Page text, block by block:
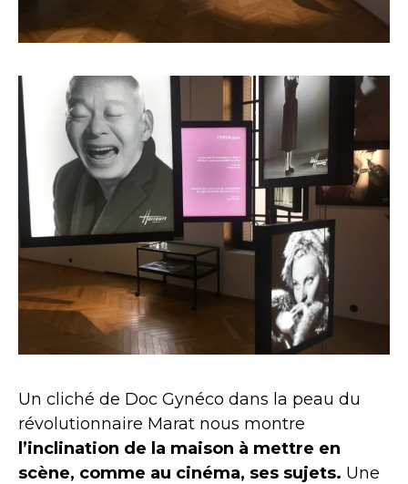
Un cliché de Doc Gynéco dans la peau du
révolutionnaire Marat nous montre
l’inclination de la maison à mettre en
scène, comme au cinéma, ses sujets. Une